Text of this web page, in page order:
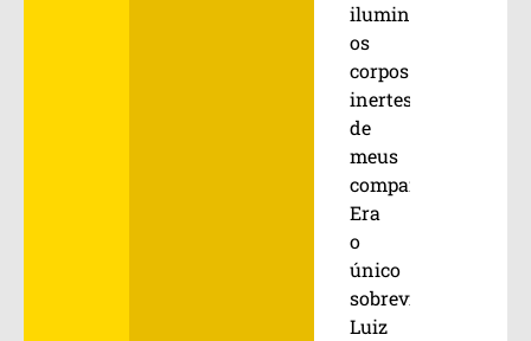
iluminando
os
corpos
inertes
de
meus
companheiros.
Era
o
único
sobrevivente.
Luiz